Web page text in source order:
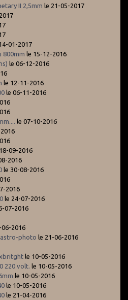
II 2,5mm le 21-05-2017
01-2017
800mm le 15-12-2016
le 06-12-2016
le 12-11-2016
le 06-11-2016
le 07-10-2016
09-2016
2016
le 30-08-2016
2016
le 24-07-2016
07-2016
06-2016
photo le 21-06-2016
le 10-05-2016
220 volt. le 10-05-2016
le 10-05-2016
le 10-05-2016
le 21-04-2016